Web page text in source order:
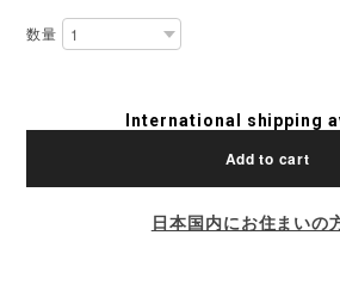
数量
International shipping
Add to cart
日本国内にお住まいの